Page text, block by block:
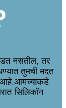
नसतील, तर
तुमची मदत
आहे.आमच्याकडे
सिलिकॉन